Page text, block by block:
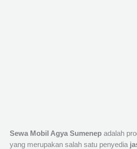
Sewa Mobil Agya Sumenep adalah
yang merupakan salah satu penyedia